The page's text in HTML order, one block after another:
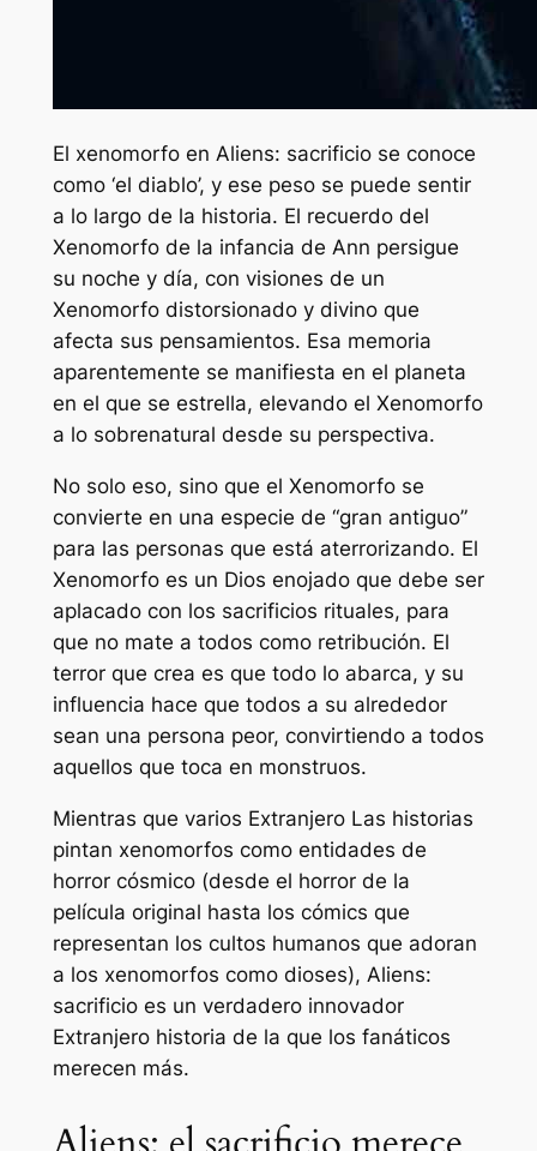
El xenomorfo en Aliens: sacrificiose conoce
como ‘el diablo’, y ese peso se puede sentir
a lo largo de la historia. El recuerdo del
Xenomorfo de la infancia de Ann persigue
su noche y día, con visiones de un
Xenomorfo distorsionado y divino que
afecta sus pensamientos. Esa memoria
aparentemente se manifiesta en el planeta
en el que se estrella, elevando el Xenomorfo
a lo sobrenatural desde su perspectiva.
No solo eso, sino que el Xenomorfo se
convierte en una especie de “gran antiguo”
para las personas que está aterrorizando. El
Xenomorfo es un Dios enojado que debe ser
aplacado con los sacrificios rituales, para
que no mate a todos como retribución. El
terror que crea es que todo lo abarca, y su
influencia hace que todos a su alrededor
sean una persona peor, convirtiendo a todos
aquellos que toca en monstruos.
Mientras que varios Extranjero Las historias
pintan xenomorfos como entidades de
horror cósmico (desde el horror de la
película original hasta los cómics que
representan los cultos humanos que adoran
a los xenomorfos como dioses), Aliens:
sacrificioes un verdadero innovador
Extranjerohistoria de la que los fanáticos
merecen más.